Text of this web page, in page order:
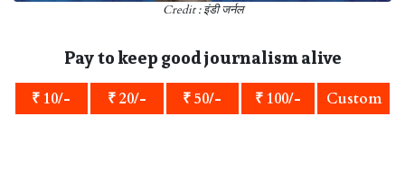
Credit : इंडी जर्नल
Pay to keep good journalism alive
₹ 10/- ₹ 20/- ₹ 50/- ₹ 100/- Custom